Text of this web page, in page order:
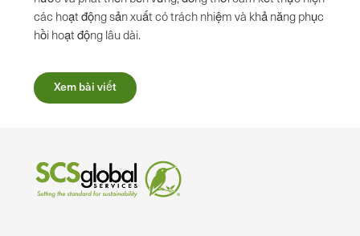
các hoạt động sản xuất có trách nhiệm và khả năng phục
hồi hoạt động lâu dài.
Xem bài viết